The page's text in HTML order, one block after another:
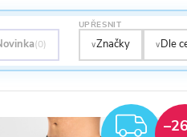
(0)
UPŘESNIT
∨Značky ∨Dle